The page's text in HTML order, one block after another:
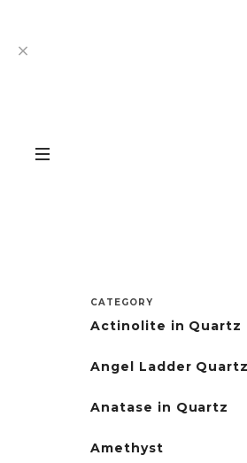
CATEGORY
Actinolite in Quartz
Angel Ladder Quartz
Anatase in Quartz
Amethyst